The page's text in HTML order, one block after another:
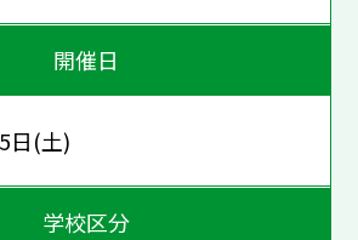
開催日
日(土)
学校区分